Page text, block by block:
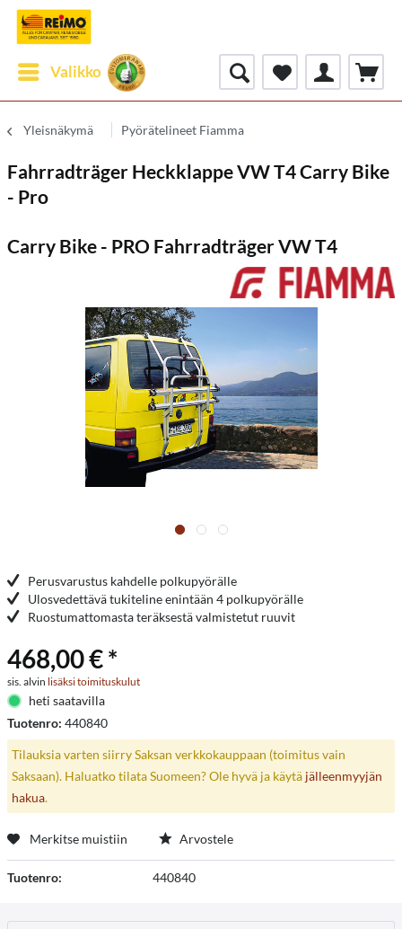
Valikko
Yleisnäkymä Pyörätelineet Fiamma
Fahrradträger Heckklappe VW T4 Carry Bike
- Pro
Carry Bike - PRO Fahrradträger VW T4
Perusvarustus kahdelle polkupyörälle
Ulosvedettävä tukiteline enintään 4 polkupyörälle
Ruostumattomasta teräksestä valmistetut ruuvit
468,00 € *
sis. alvin lisäksi toimituskulut
heti saatavilla
Tuotenro: 440840
Tilauksia varten siirry Saksan verkkokauppaan (toimitus vain
Saksaan). Haluatko tilata Suomeen? Ole hyvä ja käytä jälleenmyyjän
hakua.
Merkitse muistiin Arvostele
Tuotenro: 440840